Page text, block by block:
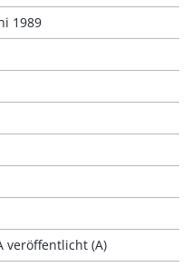
1989
veröffentlicht (A)